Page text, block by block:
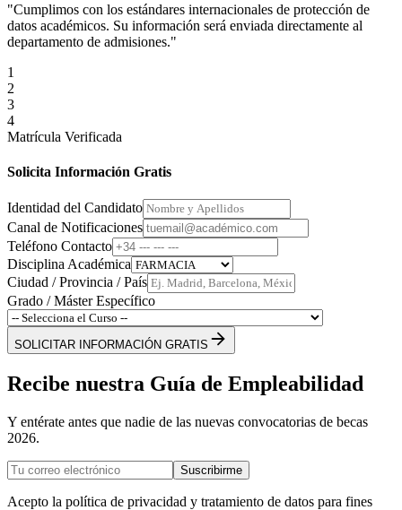
"Cumplimos con los estándares internacionales de protección de
datos académicos. Su información será enviada directamente al
departamento de admisiones."
1
2
3
4
Matrícula Verificada
Solicita Información Gratis
Identidad del Candidato
Canal de Notificaciones
Teléfono Contacto
Disciplina Académica
Ciudad / Provincia / País
Grado / Máster Específico
SOLICITAR INFORMACIÓN GRATIS
Recibe nuestra Guía de Empleabilidad
Y entérate antes que nadie de las nuevas convocatorias de becas
2026.
Suscribirme
Acepto la política de privacidad y tratamiento de datos para fines